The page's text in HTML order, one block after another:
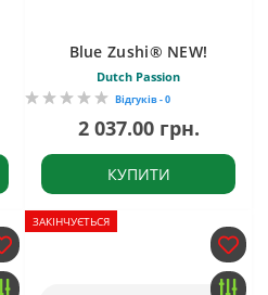
Blue Zushi® NEW!
Dutch Passion
Відгуків - 0
2 037.00 грн.
КУПИТИ
ЗАКІНЧУЄТЬСЯ